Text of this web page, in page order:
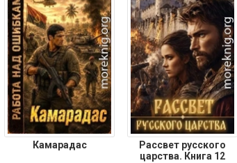
Камарадас
Рассвет русского
царства. Книга 12